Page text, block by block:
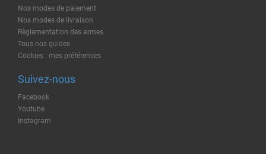
Nos modes de paiement
Nos modes de livraison
Règlementation des armes
Tous nos guides
Cookies : mes préférences
Suivez-nous
Facebook
Youtube
Instagram